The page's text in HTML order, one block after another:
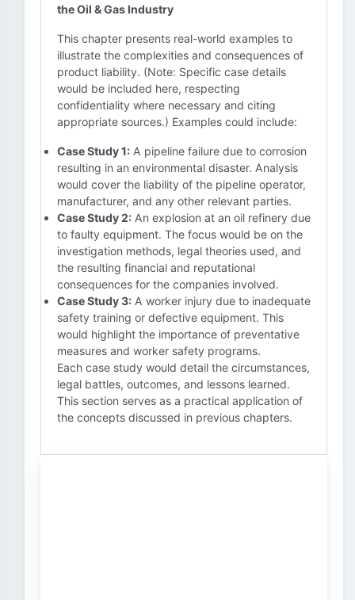
the Oil & Gas Industry
This chapter presents real-world examples to
illustrate the complexities and consequences of
product liability. (Note: Specific case details
would be included here, respecting
confidentiality where necessary and citing
appropriate sources.) Examples could include:
Case Study 1: A pipeline failure due to corrosion
resulting in an environmental disaster. Analysis
would cover the liability of the pipeline operator,
manufacturer, and any other relevant parties.
Case Study 2: An explosion at an oil refinery due
to faulty equipment. The focus would be on the
investigation methods, legal theories used, and
the resulting financial and reputational
consequences for the companies involved.
Case Study 3: A worker injury due to inadequate
safety training or defective equipment. This
would highlight the importance of preventative
measures and worker safety programs.
Each case study would detail the circumstances,
legal battles, outcomes, and lessons learned.
This section serves as a practical application of
the concepts discussed in previous chapters.